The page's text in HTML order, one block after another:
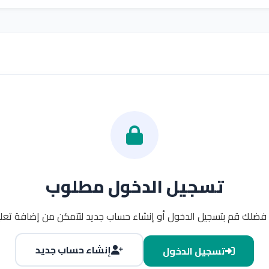
تسجيل الدخول مطلوب
قم بتسجيل الدخول أو إنشاء حساب جديد لتتمكن من إضافة
تسجيل الدخول
إنشاء حساب جديد